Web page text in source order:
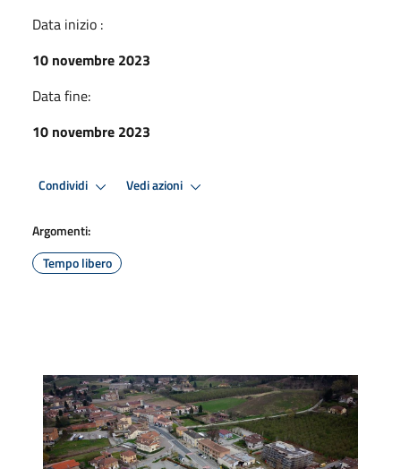
Data inizio :
10 novembre 2023
Data fine:
10 novembre 2023
Condividi Vedi azioni
Argomenti:
Tempo libero